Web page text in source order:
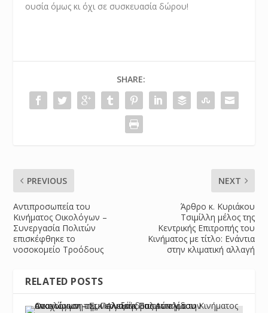
ουσία όμως κι όχι σε συσκευασία δώρου!
SHARE:
PREVIOUS
Αντιπροσωπεία του
Κινήματος Οικολόγων –
Συνεργασία Πολιτών
επισκέφθηκε το
νοσοκομείο Τροόδους
NEXT
Άρθρο κ. Κυριάκου
Τσιμίλλη μέλος της
Κεντρικής Επιτροπής του
Κινήματος με τίτλο: Eνάντια
στην κλιματική αλλαγή
RELATED POSTS